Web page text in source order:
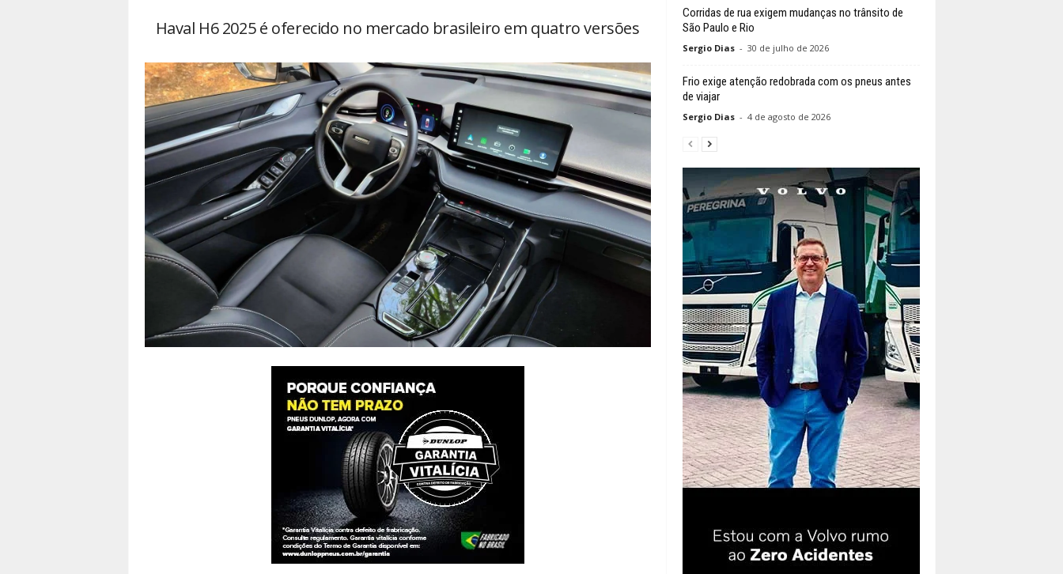
Haval H6 2025 é oferecido no mercado brasileiro em quatro versões
Corridas de rua exigem mudanças no trânsito de
São Paulo e Rio
Sergio Dias - 30 de julho de 2026
Frio exige atenção redobrada com os pneus antes
de viajar
Sergio Dias - 4 de agosto de 2026